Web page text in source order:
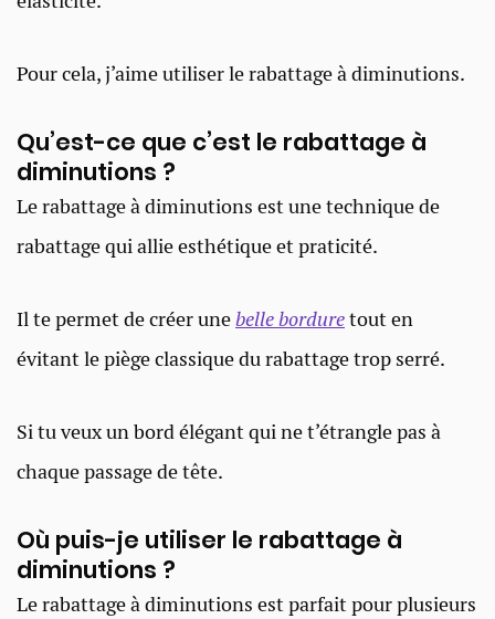
Pour cela, j’aime utiliser le rabattage à diminutions.
Qu’est-ce que c’est le rabattage à
diminutions ?
Le rabattage à diminutions est une technique de
rabattage qui allie esthétique et praticité.
Il te permet de créer unebelle borduretout en
évitant le piège classique du rabattage trop serré.
Si tu veux un bord élégant qui ne t’étrangle pas à
chaque passage de tête.
Où puis-je utiliser le rabattage à
diminutions ?
Le rabattage à diminutions est parfait pour plusieurs